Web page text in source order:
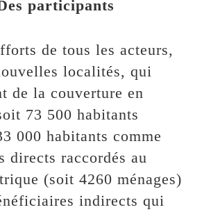
participants
de tous les acteurs,
localités, qui
de la couverture en
73 500 habitants
000 habitants comme
directs raccordés au
(soit 4260 ménages)
indirects qui